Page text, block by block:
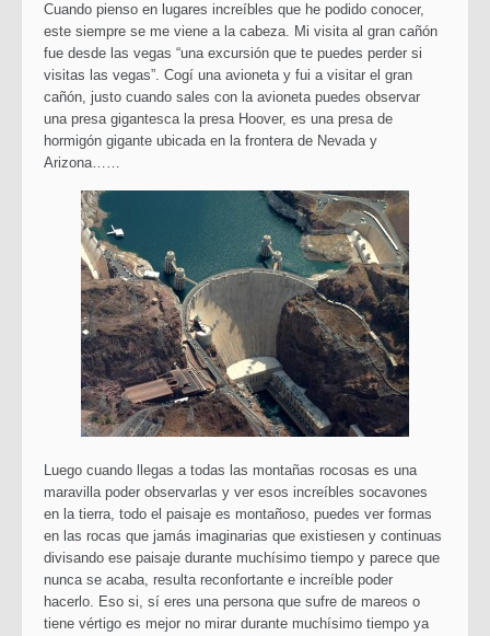
Cuando pienso en lugares increíbles que he podido conocer,
este siempre se me viene a la cabeza. Mi visita al gran cañón
fue desde las vegas “una excursión que te puedes perder si
visitas las vegas”. Cogí una avioneta y fui a visitar el gran
cañón, justo cuando sales con la avioneta puedes observar
una presa gigantesca la presa Hoover, es una presa de
hormigón gigante ubicada en la frontera de Nevada y
Arizona……
Luego cuando llegas a todas las montañas rocosas es una
maravilla poder observarlas y ver esos increíbles socavones
en la tierra, todo el paisaje es montañoso, puedes ver formas
en las rocas que jamás imaginarias que existiesen y continuas
divisando ese paisaje durante muchísimo tiempo y parece que
nunca se acaba, resulta reconfortante e increíble poder
hacerlo. Eso si, sí eres una persona que sufre de mareos o
tiene vértigo es mejor no mirar durante muchísimo tiempo ya